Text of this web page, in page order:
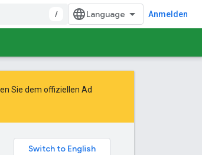
/ Anmelden
Sie dem offiziellen Ad